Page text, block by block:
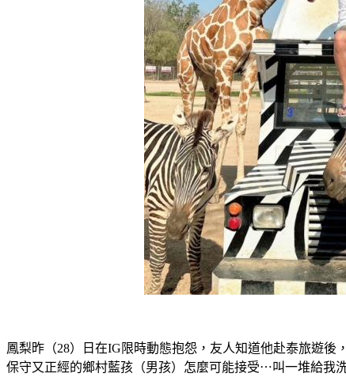
鳳梨昨（28）日在IG限時動態抱怨，友人知道他赴泰旅遊
保守又正經的鄉村藍孩（男孩）怎麼可能接受⋯叫一堆給我